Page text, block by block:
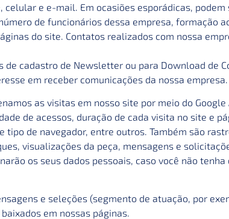
e e-mail. Em ocasiões esporádicas,
de funcionários dessa empresa, formação
do site. Contatos realizados com nossa
cadastro de Newsletter ou para Download de
em receber comunicações da nossa empresa.
as visitas em nosso site por meio do Google
de acessos, duração de cada visita no site e
tipo de navegador, entre outros. Também são
visualizações da peça, mensagens e
os seus dados pessoais, caso você não
e seleções (segmento de atuação, por
em nossas páginas.